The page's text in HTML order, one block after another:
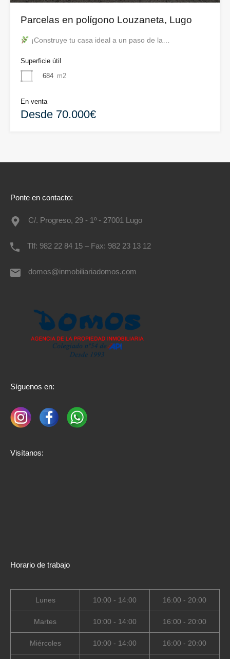
Parcelas en polígono Louzaneta, Lugo
¡Construye tu casa ideal a un paso de la…
Superficie útil
684 m2
En venta
Desde 70.000€
Ponte en contacto:
C/. Progreso, 29 - 1º - 27001 Lugo
Tlf: 982 22 84 15 – Fax: 982 23 13 12
domos@inmobiliariadomos.com
Síguenos en:
Visítanos:
Horario de trabajo
Lunes 10:00 - 14:00 16:00 - 20:00
Martes 10:00 - 14:00 16:00 - 20:00
Miércoles 10:00 - 14:00 16:00 - 20:00